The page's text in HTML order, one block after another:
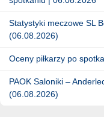
Statystyki meczowe SL
(06.08.2026)
Oceny piłkarzy po
PAOK Saloniki –
(06.08.2026)